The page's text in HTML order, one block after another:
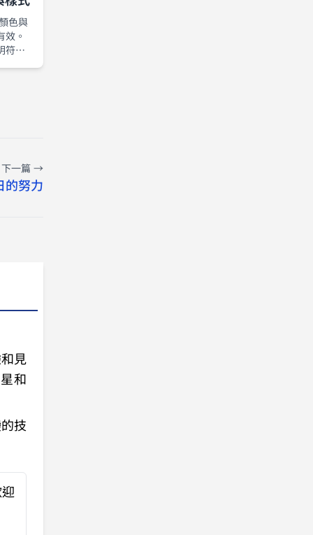
色與
效。
符，
下一篇 →
的努力
見
和
技